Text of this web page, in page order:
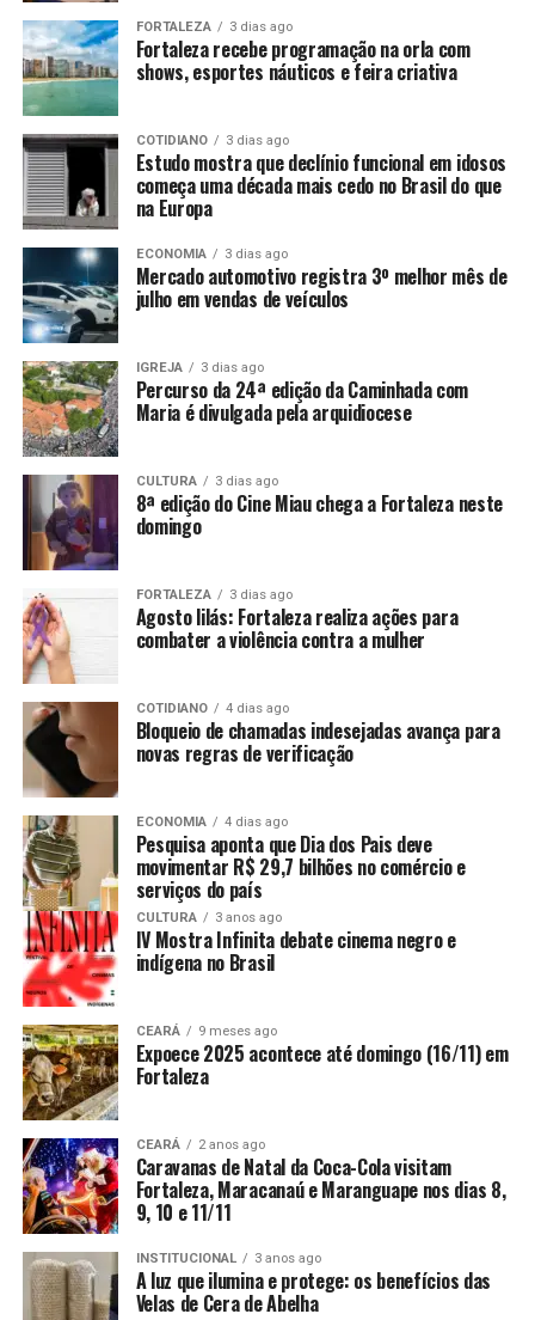
FORTALEZA 3 dias ago
Fortaleza recebe programação na orla com
shows, esportes náuticos e feira criativa
COTIDIANO 3 dias ago
Estudo mostra que declínio funcional em idosos
começa uma década mais cedo no Brasil do que
na Europa
ECONOMIA 3 dias ago
Mercado automotivo registra 3º melhor mês de
julho em vendas de veículos
IGREJA 3 dias ago
Percurso da 24ª edição da Caminhada com
Maria é divulgada pela arquidiocese
CULTURA 3 dias ago
8ª edição do Cine Miau chega a Fortaleza neste
domingo
FORTALEZA 3 dias ago
Agosto lilás: Fortaleza realiza ações para
combater a violência contra a mulher
COTIDIANO 4 dias ago
Bloqueio de chamadas indesejadas avança para
novas regras de verificação
ECONOMIA 4 dias ago
Pesquisa aponta que Dia dos Pais deve
movimentar R$ 29,7 bilhões no comércio e
serviços do país
CULTURA 3 anos ago
IV Mostra Infinita debate cinema negro e
indígena no Brasil
CEARÁ 9 meses ago
Expoece 2025 acontece até domingo (16/11) em
Fortaleza
CEARÁ 2 anos ago
Caravanas de Natal da Coca-Cola visitam
Fortaleza, Maracanaú e Maranguape nos dias 8,
9, 10 e 11/11
INSTITUCIONAL 3 anos ago
A luz que ilumina e protege: os benefícios das
Velas de Cera de Abelha